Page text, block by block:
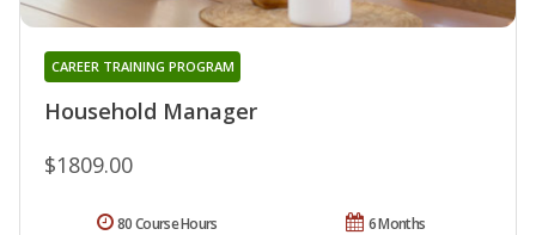
Household Manager
CAREER TRAINING PROGRAM
$1809.00
6 Months
80 Course Hours